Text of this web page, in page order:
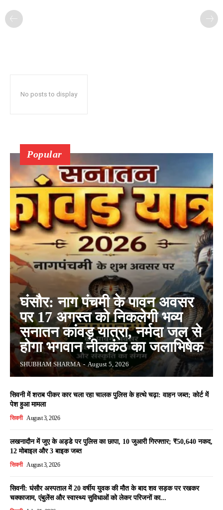
No posts to display
Popular
घंसौर: नाग पंचमी के पावन अवसर
पर 17 अगस्त को निकलेगी भव्य
सनातन कांवड़ यात्रा, नर्मदा जल से
होगा भगवान नीलकंठ का जलाभिषेक
SHUBHAM SHARMA - August 5, 2026
सिवनी में शराब पीकर कार चला रहा चालक पुलिस के हत्थे चढ़ा: वाहन जब्त; कोर्ट में
पेश हुआ मामला
सिवनी August 3, 2026
लखनादौन में जुए के अड्डे पर पुलिस का छापा, 10 जुआरी गिरफ्तार; ₹50,640 नकद,
12 मोबाइल और 3 बाइक जब्त
सिवनी August 3, 2026
सिवनी: घंसौर अस्पताल में 20 वर्षीय युवक की मौत के बाद शव सड़क पर रखकर
चक्काजाम, एंबुलेंस और स्वास्थ्य सुविधाओं को लेकर परिजनों का...